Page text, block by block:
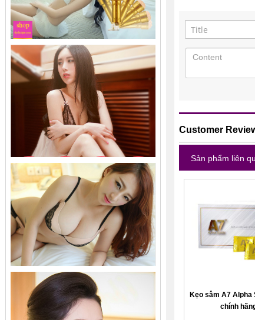
Customer
Sản phẩm liên
Kẹo sâm A7 Alpha
chính